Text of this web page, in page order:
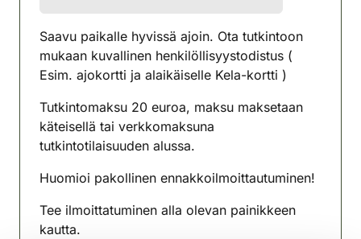
Saavu paikalle hyvissä ajoin. Ota tutkintoon
mukaan kuvallinen henkilöllisyystodistus (
Esim. ajokortti ja alaikäiselle Kela-kortti )
Tutkintomaksu 20 euroa, maksu maksetaan
käteisellä tai verkkomaksuna
tutkintotilaisuuden alussa.
Huomioi pakollinen ennakkoilmoittautuminen!
Tee ilmoittatuminen alla olevan painikkeen
kautta.